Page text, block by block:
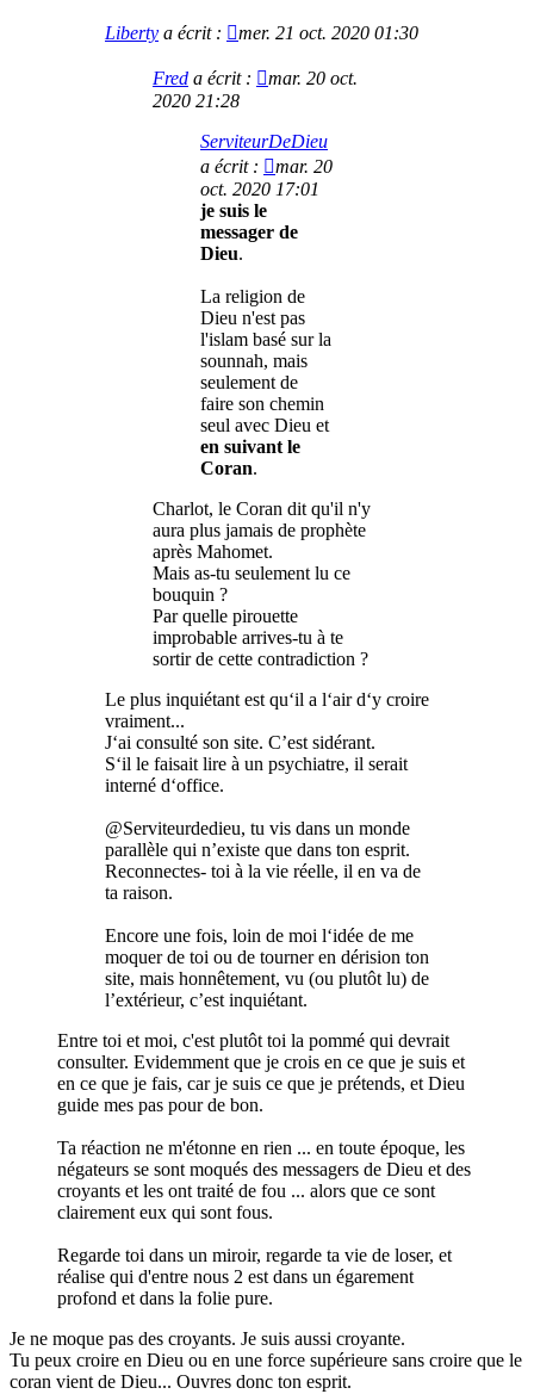
Liberty a écrit : mer. 21 oct. 2020 01:30
Fred a écrit :
mar. 20 oct.
2020 21:28
ServiteurDeDieu
a écrit :
mar. 20
oct. 2020 17:01
je suis le
messager de
Dieu.
La religion de
Dieu n'est pas
l'islam basé sur la
sounnah, mais
seulement de
faire son chemin
seul avec Dieu et
en suivant le
Coran.
Charlot, le Coran dit qu'il n'y
aura plus jamais de prophète
après Mahomet.
Mais as-tu seulement lu ce
bouquin ?
Par quelle pirouette
improbable arrives-tu à te
sortir de cette contradiction ?
Le plus inquiétant est qu‘il a l‘air d‘y croire
vraiment...
J‘ai consulté son site. C’est sidérant.
S‘il le faisait lire à un psychiatre, il serait
interné d‘office.
@Serviteurdedieu, tu vis dans un monde
parallèle qui n’existe que dans ton esprit.
Reconnectes- toi à la vie réelle, il en va de
ta raison.
Encore une fois, loin de moi l‘idée de me
moquer de toi ou de tourner en dérision ton
site, mais honnêtement, vu (ou plutôt lu) de
l’extérieur, c’est inquiétant.
Entre toi et moi, c'est plutôt toi la pommé qui devrait
consulter. Evidemment que je crois en ce que je suis et
en ce que je fais, car je suis ce que je prétends, et Dieu
guide mes pas pour de bon.
Ta réaction ne m'étonne en rien ... en toute époque, les
négateurs se sont moqués des messagers de Dieu et des
croyants et les ont traité de fou ... alors que ce sont
clairement eux qui sont fous.
Regarde toi dans un miroir, regarde ta vie de loser, et
réalise qui d'entre nous 2 est dans un égarement
profond et dans la folie pure.
Je ne moque pas des croyants. Je suis aussi croyante.
Tu peux croire en Dieu ou en une force supérieure sans croire que le
coran vient de Dieu... Ouvres donc ton esprit.